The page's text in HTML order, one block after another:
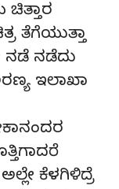
ತೆಗೆಯುತ್ತಾ
ನಡೆ ನಡೆದು
ಇಲಾಖಾ
ಕೆಳಗಿಳಿದ್ರೆ